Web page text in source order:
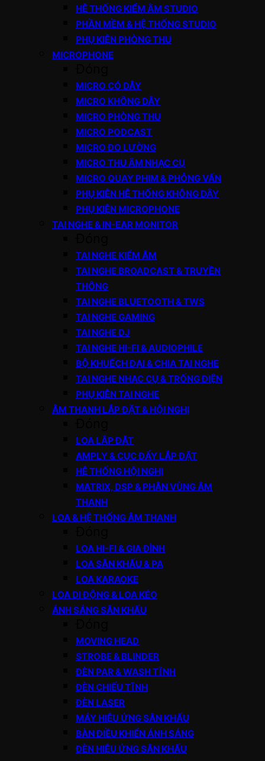
HỆ THỐNG KIỂM ÂM STUDIO
PHẦN MỀM & HỆ THỐNG STUDIO
PHỤ KIỆN PHÒNG THU
MICROPHONE
MICRO CÓ DÂY
MICRO KHÔNG DÂY
MICRO PHÒNG THU
MICRO PODCAST
MICRO ĐO LƯỜNG
MICRO THU ÂM NHẠC CỤ
MICRO QUAY PHIM & PHỎNG VẤN
PHỤ KIỆN HỆ THỐNG KHÔNG DÂY
PHỤ KIỆN MICROPHONE
TAI NGHE & IN-EAR MONITOR
TAI NGHE KIỂM ÂM
TAI NGHE BROADCAST & TRUYỀN
THÔNG
TAI NGHE BLUETOOTH & TWS
TAI NGHE GAMING
TAI NGHE DJ
TAI NGHE HI-FI & AUDIOPHILE
BỘ KHUẾCH ĐẠI & CHIA TAI NGHE
TAI NGHE NHẠC CỤ & TRỐNG ĐIỆN
PHỤ KIỆN TAI NGHE
ÂM THANH LẮP ĐẶT & HỘI NGHỊ
LOA LẮP ĐẶT
AMPLY & CỤC ĐẨY LẮP ĐẶT
HỆ THỐNG HỘI NGHỊ
MATRIX, DSP & PHÂN VÙNG ÂM
THANH
LOA & HỆ THỐNG ÂM THANH
LOA HI-FI & GIA ĐÌNH
LOA SÂN KHẤU & PA
LOA KARAOKE
LOA DI ĐỘNG & LOA KÉO
ÁNH SÁNG SÂN KHẤU
MOVING HEAD
STROBE & BLINDER
ĐÈN PAR & WASH TĨNH
ĐÈN CHIẾU TĨNH
ĐÈN LASER
MÁY HIỆU ỨNG SÂN KHẤU
BÀN ĐIỀU KHIỂN ÁNH SÁNG
ĐÈN HIỆU ỨNG SÂN KHẤU